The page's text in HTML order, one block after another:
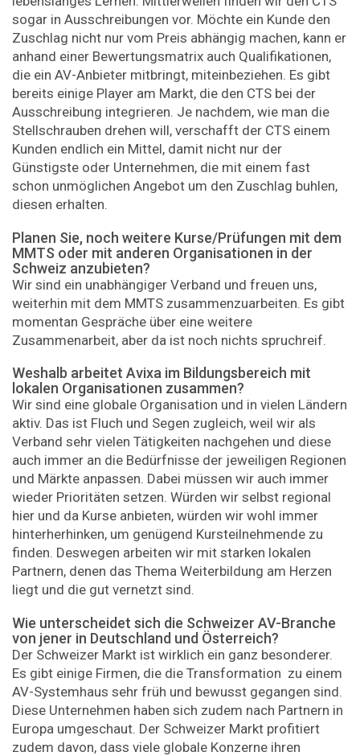
sogar in Ausschreibungen vor. Möchte ein Kunde den
Zuschlag nicht nur vom Preis abhängig machen, kann er
anhand einer Bewertungsmatrix auch Qualifikationen,
die ein AV-Anbieter mitbringt, miteinbeziehen. Es gibt
bereits einige Player am Markt, die den CTS bei der
Ausschreibung integrieren. Je nachdem, wie man die
Stellschrauben drehen will, verschafft der CTS einem
Kunden endlich ein Mittel, damit nicht nur der
Günstigste oder Unternehmen, die mit einem fast
schon unmöglichen Angebot um den Zuschlag buhlen,
diesen erhalten.
Planen Sie, noch weitere Kurse/Prüfungen mit dem
MMTS oder mit anderen Organisationen in der
Schweiz anzubieten?
Wir sind ein unabhängiger Verband und freuen uns,
weiterhin mit dem MMTS zusammenzuarbeiten. Es gibt
momentan Gespräche über eine weitere
Zusammenarbeit, aber da ist noch nichts spruchreif.
Weshalb arbeitet Avixa im Bildungsbereich mit
lokalen ­Organisationen zusammen?
Wir sind eine globale Organisation und in vielen Ländern
aktiv. Das ist Fluch und Segen zugleich, weil wir als
Verband sehr vielen Tätigkeiten nachgehen und diese
auch immer an die Bedürfnisse der jeweiligen Regionen
und Märkte anpassen. Dabei müssen wir auch immer
wieder Prioritäten setzen. Würden wir selbst regional
hier und da Kurse anbieten, würden wir wohl immer
hinterherhinken, um genügend Kursteilnehmende zu
finden. Deswegen arbeiten wir mit starken lokalen
Partnern, denen das Thema Weiterbildung am Herzen
liegt und die gut vernetzt sind.
Wie unterscheidet sich die Schweizer AV-Branche
von jener in Deutschland und Österreich?
Der Schweizer Markt ist wirklich ein ganz besonderer.
Es gibt einige Firmen, die die Transformation zu einem
AV-Systemhaus sehr früh und bewusst gegangen sind.
Diese Unternehmen haben sich zudem nach Partnern in
Europa umgeschaut. Der Schweizer Markt profitiert
zudem davon, dass viele globale Konzerne ihren